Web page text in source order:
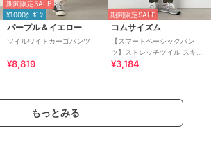
期間限定SALE
¥1000ｸｰﾎﾟﾝ
パープル＆イエロー
ツイルワイドカーゴパンツ
¥8,819
期間限定SALE
コムサイズム
【スマートベーシックパン
ツ】ストレッチツイル スキニ
ー カーゴ パンツ
¥3,184
もっとみる